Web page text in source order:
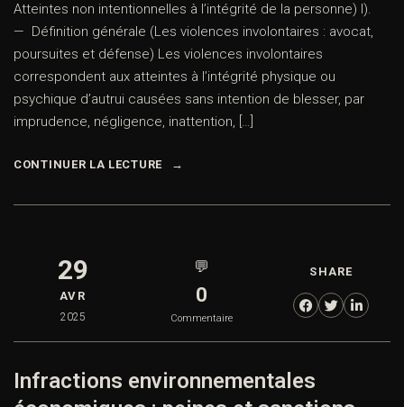
Atteintes non intentionnelles à l’intégrité de la personne) I).
— Définition générale (Les violences involontaires : avocat,
poursuites et défense) Les violences involontaires
correspondent aux atteintes à l’intégrité physique ou
psychique d’autrui causées sans intention de blesser, par
imprudence, négligence, inattention, […]
CONTINUER LA LECTURE
29
AVR
2025
💬
0
Commentaire
SHARE
Infractions environnementales